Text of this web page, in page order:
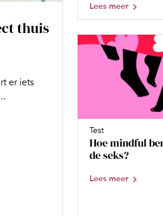
thuis
er iets
Lees meer
Test
Hoe mindful
de seks?
Lees meer